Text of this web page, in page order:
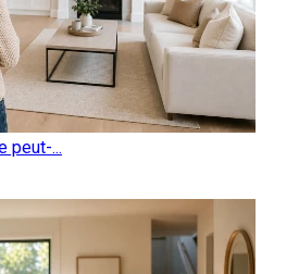
peut-...